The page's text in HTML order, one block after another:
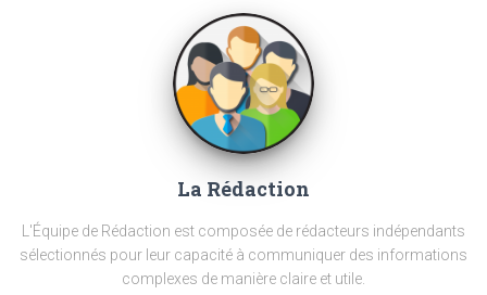
La Rédaction
L'Équipe de Rédaction est composée de rédacteurs indépendants
sélectionnés pour leur capacité à communiquer des informations
complexes de manière claire et utile.